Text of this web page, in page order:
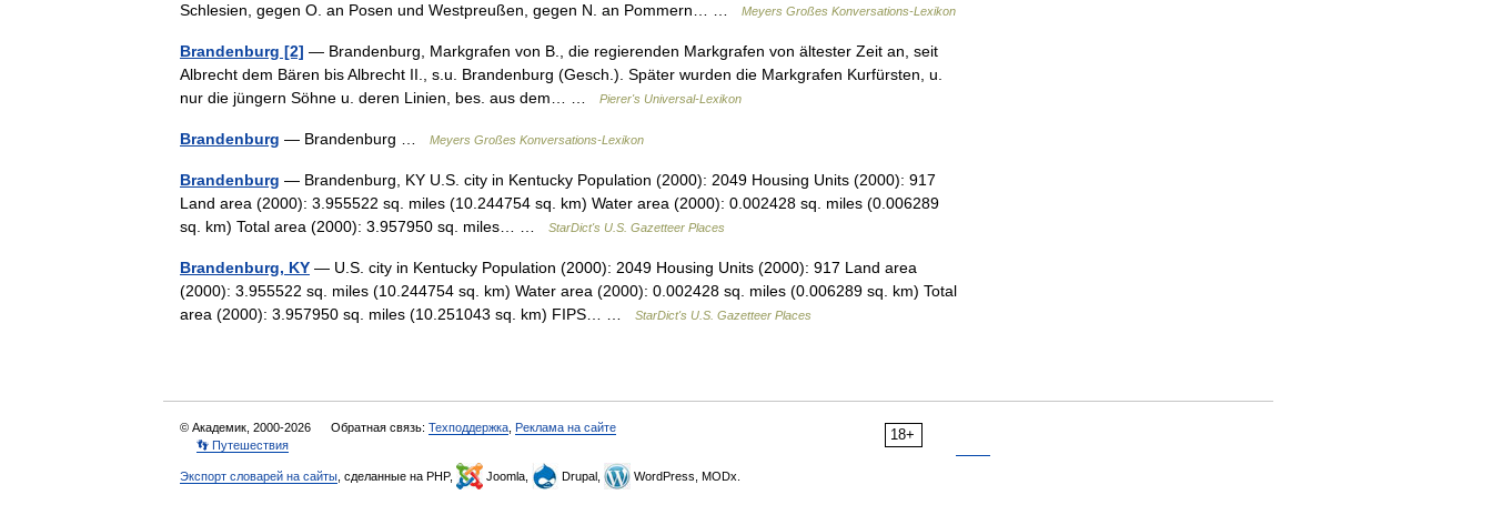
Schlesien, gegen O. an Posen und Westpreußen, gegen N. an Pommern… …
Meyers Großes Konversations-Lexikon
Brandenburg [2] — Brandenburg, Markgrafen von B., die regierenden Markgrafen von ältester Zeit an, seit
Albrecht dem Bären bis Albrecht II., s.u. Brandenburg (Gesch.). Später wurden die Markgrafen Kurfürsten, u.
nur die jüngern Söhne u. deren Linien, bes. aus dem… …
Pierer's Universal-Lexikon
Brandenburg — Brandenburg … Meyers Großes Konversations-Lexikon
Brandenburg — Brandenburg, KY U.S. city in Kentucky Population (2000): 2049 Housing Units (2000): 917
Land area (2000): 3.955522 sq. miles (10.244754 sq. km) Water area (2000): 0.002428 sq. miles (0.006289
sq. km) Total area (2000): 3.957950 sq. miles… …
StarDict's U.S. Gazetteer Places
Brandenburg, KY — U.S. city in Kentucky Population (2000): 2049 Housing Units (2000): 917 Land area
(2000): 3.955522 sq. miles (10.244754 sq. km) Water area (2000): 0.002428 sq. miles (0.006289 sq. km) Total
area (2000): 3.957950 sq. miles (10.251043 sq. km) FIPS… …
StarDict's U.S. Gazetteer Places
18+
© Академик, 2000-2026 Обратная связь: Техподдержка Реклама на сайте
👣 Путешествия
Экспорт словарей на сайты , сделанные на PHP, Joomla, Drupal, WordPress, MODx.